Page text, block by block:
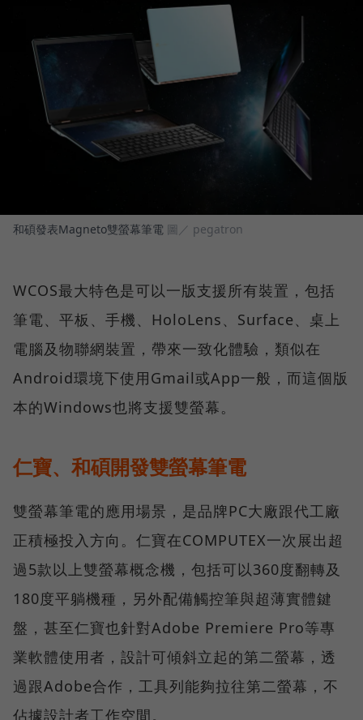
和碩發表Magneto雙螢幕筆電 圖／ pegatron
WCOS最大特色是可以一版支援所有裝置，包括
筆電、平板、手機、HoloLens、Surface、桌上
電腦及物聯網裝置，帶來一致化體驗，類似在
Android環境下使用Gmail或App一般，而這個版
本的Windows也將支援雙螢幕。
仁寶、和碩開發雙螢幕筆電
雙螢幕筆電的應用場景，是品牌PC大廠跟代工廠
正積極投入方向。仁寶在COMPUTEX一次展出超
過5款以上雙螢幕概念機，包括可以360度翻轉及
180度平躺機種，另外配備觸控筆與超薄實體鍵
盤，甚至仁寶也針對Adobe Premiere Pro等專
業軟體使用者，設計可傾斜立起的第二螢幕，透
過跟Adobe合作，工具列能夠拉往第二螢幕，不
佔據設計者工作空間。